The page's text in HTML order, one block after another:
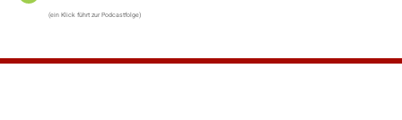
(ein Klick führt zur Podcastfolge)